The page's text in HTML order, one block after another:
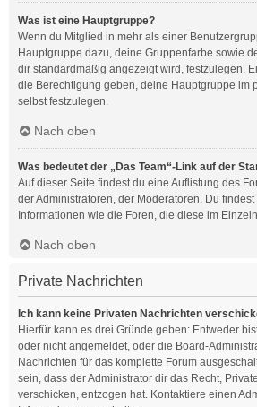
Was ist eine Hauptgruppe?
Wenn du Mitglied in mehr als einer
Hauptgruppe dazu, deine Gruppenfarbe sowie
dir standardmäßig angezeigt wird, festzulegen.
die Berechtigung geben, deine Hauptgruppe im
selbst festzulegen.
Nach oben
Was bedeutet der „Das Team“-Link auf der
Auf dieser Seite findest du eine Auflistung des
der Administratoren, der Moderatoren. Du
Informationen wie die Foren, die diese im
Nach oben
Private Nachrichten
Ich kann keine Privaten Nachrichten
Hierfür kann es drei Gründe geben: Entweder
oder nicht angemeldet, oder die Board-
Nachrichten für das komplette Forum
sein, dass der Administrator dir das Recht,
verschicken, entzogen hat. Kontaktiere einen